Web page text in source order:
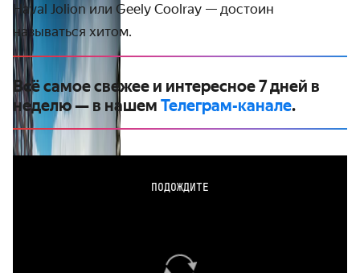
Haval Jolion или Geely Coolray — достоин
называться хитом.
Всё самое свежее и интересное 7 дней в
неделю — в нашем Телеграм-канале.
ПОДОЖДИТЕ